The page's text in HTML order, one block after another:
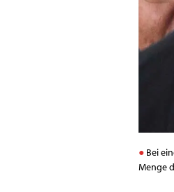
Bei
Menge